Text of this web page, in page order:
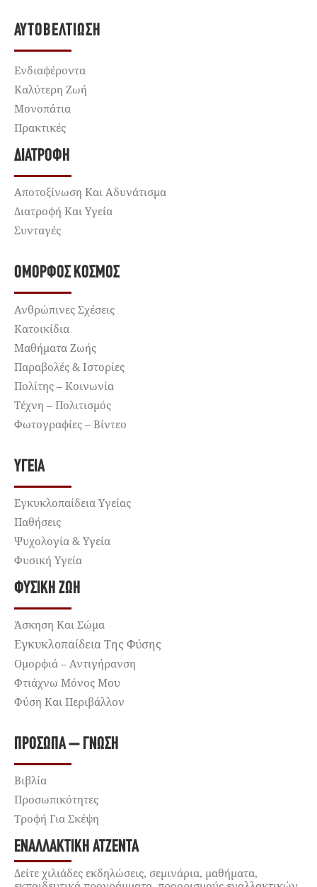
ΑΥΤΟΒΕΛΤΊΩΣΗ
Ενδιαφέροντα
Καλύτερη Ζωή
Μονοπάτια
Πρακτικές
ΔΙΑΤΡΟΦΉ
Αποτοξίνωση Και Αδυνάτισμα
Διατροφή Και Υγεία
Συνταγές
ΌΜΟΡΦΟΣ ΚΌΣΜΟΣ
Ανθρώπινες Σχέσεις
Κατοικίδια
Μαθήματα Ζωής
Παραβολές & Ιστορίες
Πολίτης – Κοινωνία
Τέχνη – Πολιτισμός
Φωτογραφίες – Βίντεο
ΥΓΕΊΑ
Εγκυκλοπαίδεια Υγείας
Παθήσεις
Ψυχολογία & Υγεία
Φυσική Υγεία
ΦΥΣΙΚΉ ΖΩΉ
Άσκηση Και Σώμα
Εγκυκλοπαίδεια Της Φύσης
Ομορφιά – Αντιγήρανση
Φτιάχνω Μόνος Μου
Φύση Και Περιβάλλον
ΠΡΌΣΩΠΑ – ΓΝΏΣΗ
Βιβλία
Προσωπικότητες
Τροφή Για Σκέψη
ΕΝΑΛΛΑΚΤΙΚΉ ΑΤΖΈΝΤΑ
Δείτε χιλιάδες εκδηλώσεις, σεμινάρια, μαθήματα,